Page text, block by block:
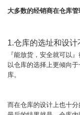
大多数的经销商在仓库
1.仓库的选址和设计
『能放货，安全就可以
以仓库的选择上更倾向
库。
而在仓库的设计上也十分